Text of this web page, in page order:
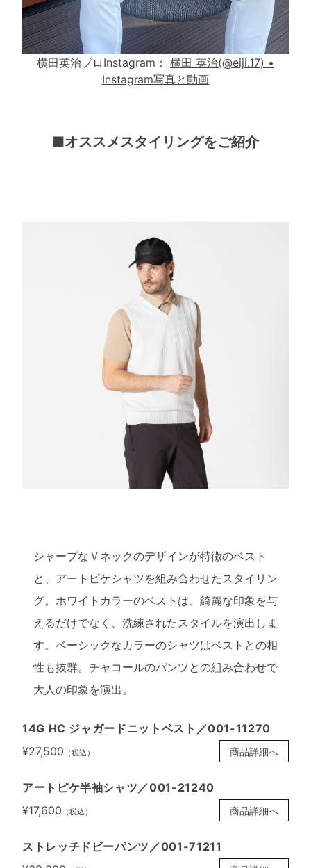
横田英治プロInstagram： 横田 英治(@eiji.17) •
Instagram写真と動画
■オススメスタイリングをご紹介
シャープなＶネックのデザインが特徴のベスト
と、アートピケシャツを組み合わせたスタイリン
グ。ホワイトカラーのベストは、綺麗な印象を与
えるだけでなく、洗練されたスタイルを演出しま
す。ベーシックなカラーのシャツはベストとの相
性も抜群。チャコールのパンツとの組み合わせで
大人の印象を演出。
14G HC ジャガードニットベスト／001-11270
¥27,500 （税込） 商品詳細へ
アートピケ半袖シャツ／001-21240
¥17,600 （税込） 商品詳細へ
ストレッチドビーパンツ／001-71211